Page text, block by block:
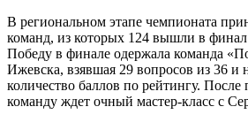
В региональном этапе чемпионата
команд, из которых 124 вышли в
Победу в финале одержала команда
Ижевска, взявшая 29 вопросов из 36 и
количество баллов по рейтингу.
команду ждет очный мастер-класс с